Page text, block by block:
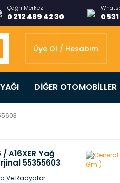
Çağrı Merkezi
0 212 489 42 30 0
Üye Ol / Hesabım
DİĞER OTOMOBİLLER
A16XER Yağ
55355603
Ve Radyatör